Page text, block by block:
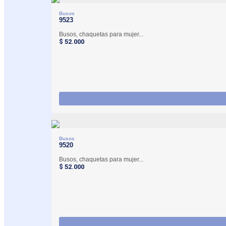
Busos
9523
Busos, chaquetas para mujer...
$ 52.000
Busos
9520
Busos, chaquetas para mujer...
$ 52.000